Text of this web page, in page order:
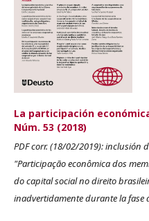
La participación
Núm. 53 (2018)
PDF corr. (18/02/2019): inclusión
"Participação econômica dos
do capital social no direito
inadvertidamente durante la fase